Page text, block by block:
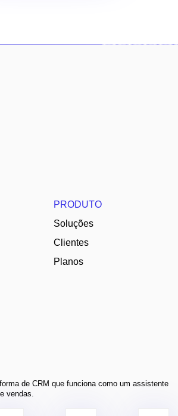
PRODUTO
Soluções
Clientes
Planos
de CRM que funciona como um assistente
vendas.